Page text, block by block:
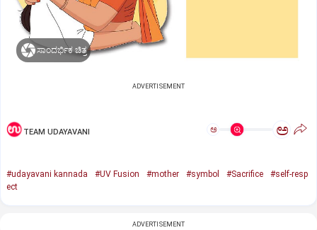
ಸಾಂದರ್ಭಿಕ ಚಿತ್ರ
ADVERTISEMENT
TEAM UDAYAVANI ಅ ಅ
#udayavani kannada #UV Fusion #mother #symbol #Sacrifice
#self-resp
ect
ADVERTISEMENT